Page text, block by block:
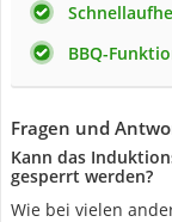
BBQ-
Fragen und
Kann das
gesperrt werden?
Wie bei vielen